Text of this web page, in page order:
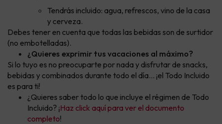
Tendrás incluido: agua, refrescos, vino de la casa
y cerveza.
Debes tener en cuenta que todas las bebidas son de surtidor
(no embotelladas).
¿Quieres exprimir tus vacaciones al máximo?
Si lo tuyo es no preocuparte por nada y disfrutar de snacks,
bebidas y combinados durante todo el día... ¡el Todo Incluido
es para ti!
¿Quieres saber todo lo que incluye el régimen de Todo
Incluido? ¡Haz click aquí para ver el documento
completo!